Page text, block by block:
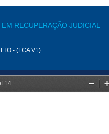
RECUPERAÇÃO JUDICIAL
- (FCA V1)